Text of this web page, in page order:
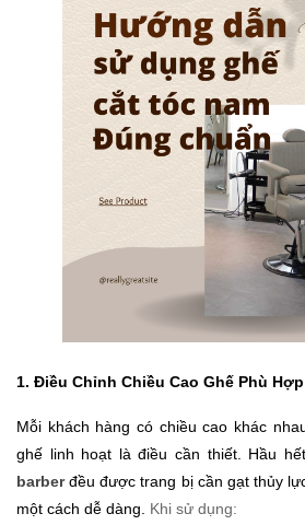
1. Điều Chỉnh Chiều Cao Ghế Phù Hợp
Mỗi khách hàng có chiều cao khác
ghế linh hoạt là điều cần thiết. Hầu
barberđều được trang bị cần gạt thủy
một cách dễ dàng. Khi sử dụng: